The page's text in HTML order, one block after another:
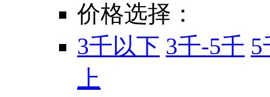
价格选择：
3千以下 3千-5千 5
上